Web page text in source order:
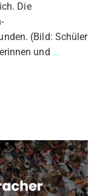
Die
(Bild: Schüler
und …